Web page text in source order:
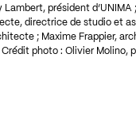
Lambert, président
directrice de studio et
; Maxime Frappier,
Crédit photo : Olivier Molino,